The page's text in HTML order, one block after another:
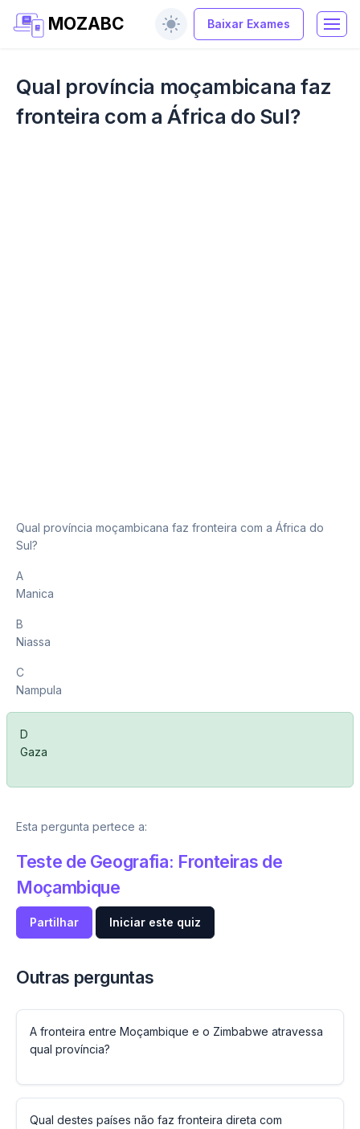
MOZABC Baixar Exames
Qual província moçambicana faz
fronteira com a África do Sul?
Qual província moçambicana faz fronteira com a África do
Sul?
A
Manica
B
Niassa
C
Nampula
D
Gaza
Esta pergunta pertece a:
Teste de Geografia: Fronteiras de
Moçambique
Partilhar Iniciar este quiz
Outras perguntas
A fronteira entre Moçambique e o Zimbabwe atravessa
qual província?
Qual destes países não faz fronteira direta com